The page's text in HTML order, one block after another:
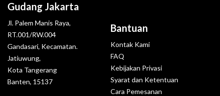
Gudang Jakarta
Jl. Palem Manis Raya,
RT.001/RW.004
Gandasari, Kecamatan.
Jatiuwung,
Kota Tangerang
Banten, 15137
Bantuan
Kontak Kami
FAQ
Kebijakan Privasi
Syarat dan Ketentuan
Cara Pemesanan